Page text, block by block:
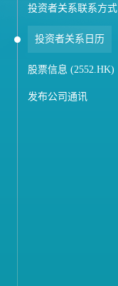
投资者关系联系方式
投资者关系日历
股票信息 (2552.HK)
发布公司通讯